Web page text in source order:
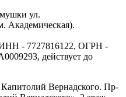
ул.
Академическая).
- 7727816122, ОГРН -
действует до
Вернадского. Пр-